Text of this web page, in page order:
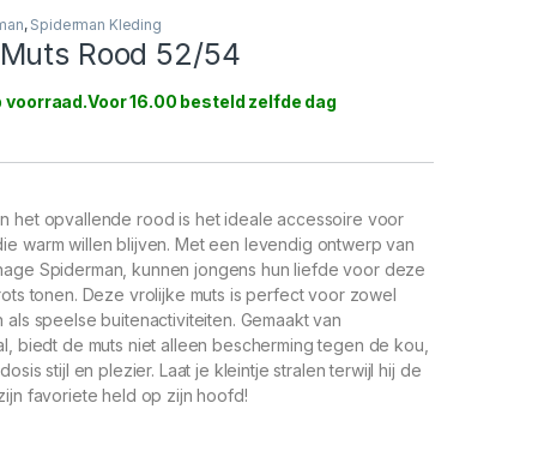
, Spiderman Kleding
Rood 52/54
voorraad
het opvallende rood is het ideale accessoire voor
warm willen blijven. Met een levendig ontwerp van
Spiderman, kunnen jongens hun liefde voor deze
tonen. Deze vrolijke muts is perfect voor zowel
speelse buitenactiviteiten. Gemaakt van
biedt de muts niet alleen bescherming tegen de kou,
stijl en plezier. Laat je kleintje stralen terwijl hij de
favoriete held op zijn hoofd!